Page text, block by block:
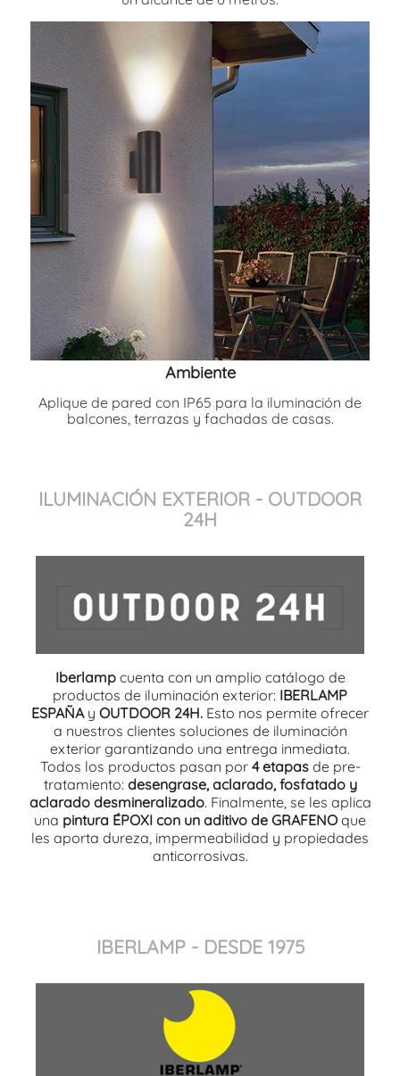
Ambiente
Aplique de pared con IP65 para la iluminación de
balcones, terrazas y fachadas de casas.
ILUMINACIÓN EXTERIOR - OUTDOOR
24H
Iberlampcuenta con un amplio catálogo de
productos de iluminación exterior: IBERLAMP
ESPAÑAy OUTDOOR 24H. Esto nos permite ofrecer
a nuestros clientes soluciones de iluminación
exterior garantizando una entrega inmediata.
Todos los productos pasan por 4 etapasde pre-
tratamiento: desengrase, aclarado, fosfatado y
aclarado desmineralizado. Finalmente, se les aplica
una pintura ÉPOXI con un aditivo de GRAFENO que
les aporta dureza, impermeabilidad y propiedades
anticorrosivas.
IBERLAMP - DESDE 1975